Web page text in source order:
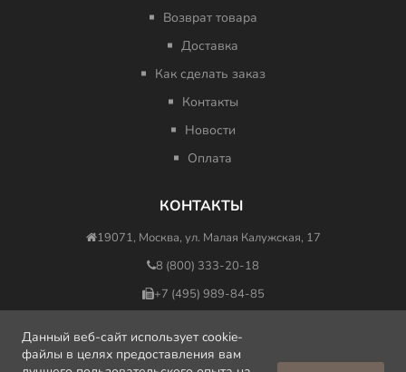
Возврат товара
Доставка
Как сделать заказ
Контакты
Новости
Оплата
КОНТАКТЫ
19071, Москва, ул. Малая Калужская, 17
8 (800) 333-20-18
+7 (495) 989-84-85
Данный веб-сайт использует cookie-
файлы в целях предоставления вам